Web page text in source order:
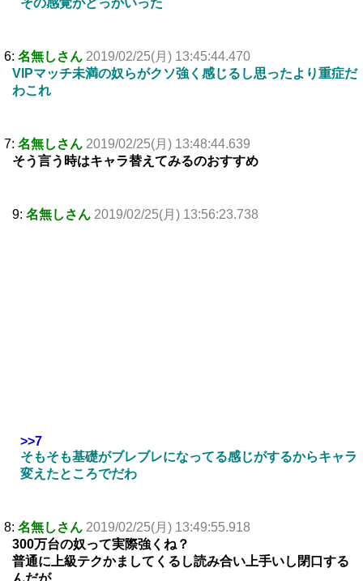
その感覚がどっかいった
6: 名無しさん 2019/02/25(月) 13:45:44.470
VIPマッチ未満の奴らがクソ強く感じるし思ったより重症だ
わこれ
7: 名無しさん 2019/02/25(月) 13:48:44.639
そう言う時はキャラ替えてみるのおすすめ
9: 名無しさん 2019/02/25(月) 13:56:23.738
>>7
そもそも基礎がブレブレになってる感じがするからキャラ
変えたところでだわ
8: 名無しさん 2019/02/25(月) 13:49:55.918
300万台の奴って実際強くね？
普通に上級テクかましてくるし読み合い上手いし閉口する